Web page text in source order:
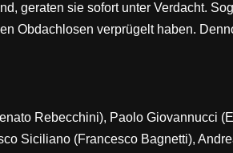
geraten sie sofort unter Verdacht.
Obdachlosen verprügelt haben.
Rebecchini), Paolo Giovannucci
Siciliano (Francesco Bagnetti),